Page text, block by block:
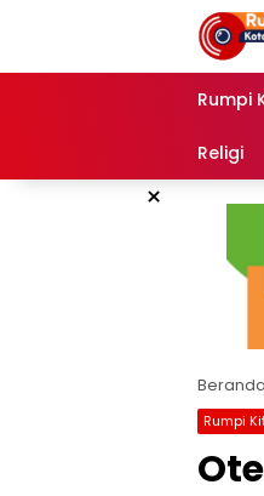
Rumpi
Religi
×
Beranda
Rumpi